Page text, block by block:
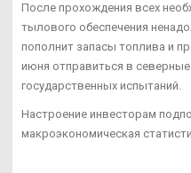
После прохождения всех
тылового обеспечения
пополнит запасы топлива и
июня отправиться в
государственных испытаний.
Настроение инвесторам
макроэкономическая